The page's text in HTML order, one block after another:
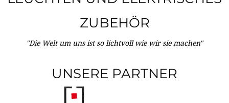
ZUBEHÖR
"Die Welt um uns ist so lichtvoll wie wir sie machen"
UNSERE PARTNER